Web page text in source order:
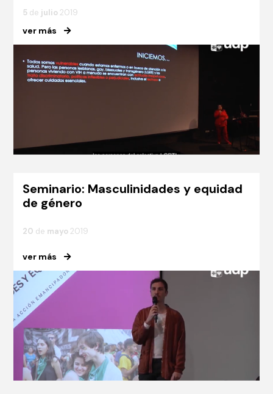
5 de julio 2019
ver más
Seminario: Masculinidades y equidad
de género
20 de mayo 2019
ver más